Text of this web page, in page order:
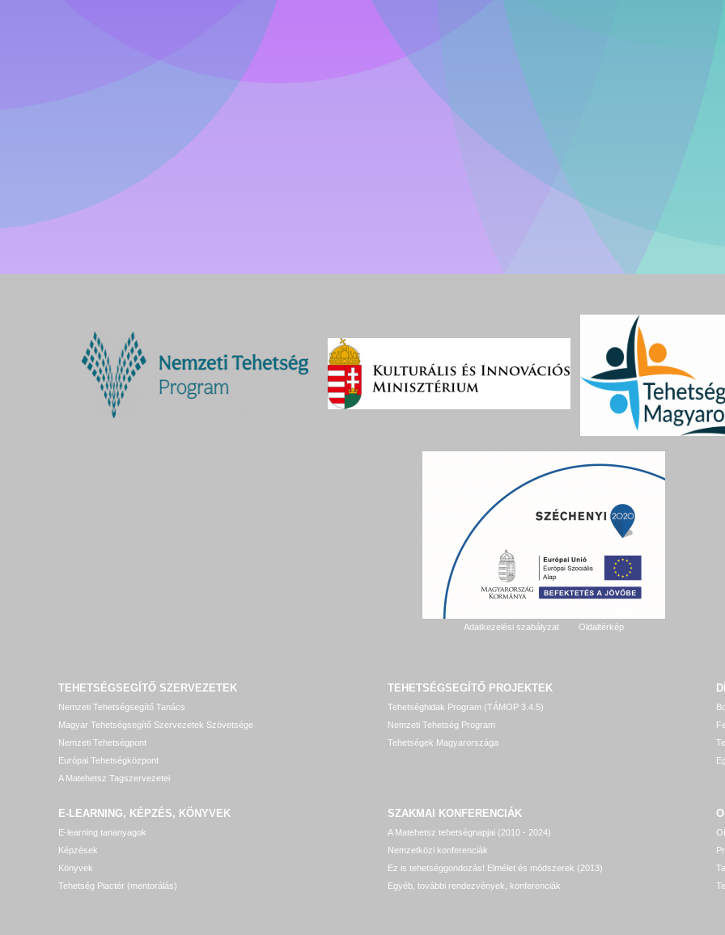
Adatkezelési szabályzat Oldaltérkép
TEHETSÉGSEGÍTŐ SZERVEZETEK
Nemzeti Tehetségsegítő Tanács
Magyar Tehetségsegítő Szervezetek Szövetsége
Nemzeti Tehetségpont
Európai Tehetségközpont
A Matehetsz Tagszervezetei
TEHETSÉGSEGÍTŐ PROJEKTEK
Tehetséghidak Program (TÁMOP 3.4.5)
Nemzeti Tehetség Program
Tehetségek Magyarországa
E-LEARNING, KÉPZÉS, KÖNYVEK
E-learning tananyagok
Képzések
Könyvek
Tehetség Piactér (mentorálás)
SZAKMAI KONFERENCIÁK
A Matehetsz tehetségnapjai (2010 - 2024)
Nemzetközi konferenciák
Ez is tehetséggondozás! Elmélet és módszerek (2013)
Egyéb, további rendezvények, konferenciák